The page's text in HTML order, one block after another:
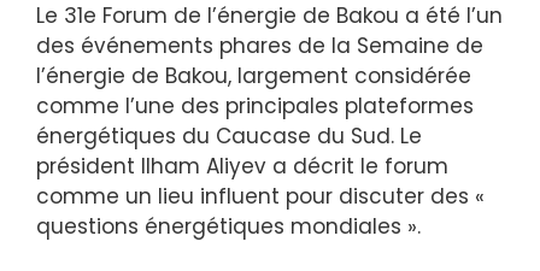
Le 31e Forum de l’énergie de Bakou a été l’un
des événements phares de la Semaine de
l’énergie de Bakou, largement considérée
comme l’une des principales plateformes
énergétiques du Caucase du Sud. Le
président Ilham Aliyev a décrit le forum
comme un lieu influent pour discuter des «
questions énergétiques mondiales ».